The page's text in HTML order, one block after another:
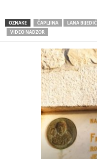
OZNAKE ČAPLJINA LANA BIJEDIĆ
VIDEO NADZOR